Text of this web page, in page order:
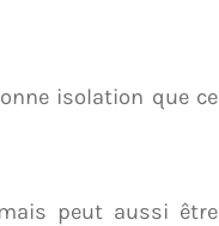
isolation que ce
peut aussi être